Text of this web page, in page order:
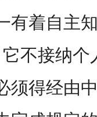
有着自主
不接纳
须得经由